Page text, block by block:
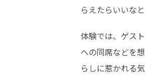
らえたらいいな
体験では、ゲス
への同席などを
らしに惹かれる